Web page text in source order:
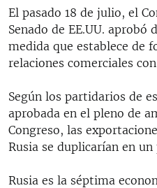
El pasado 18 de julio, el
Senado de EE.UU. aprobó
medida que establece de
relaciones comerciales
Según los partidarios de
aprobada en el pleno de
Congreso, las
Rusia se duplicarían en
Rusia es la séptima